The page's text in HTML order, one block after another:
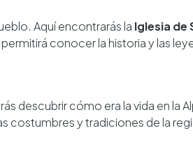
Aquí encontrarás la Iglesia de
conocer la historia y las
descubrir cómo era la vida en la
costumbres y tradiciones de la